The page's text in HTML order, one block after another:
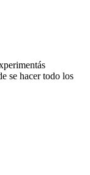
se hacer todo los